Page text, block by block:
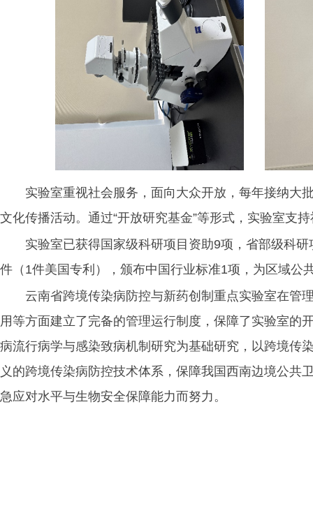
实验室重视社会服务，面向大众开放，每年接纳大
文化传播活动。通过“开放研究基金”等形式，实验室支
实验室已获得国家级科研项目资助9项，省部级科
件（1件美国专利），颁布中国行业标准1项，为区域公
云南省跨境传染病防控与新药创制重点实验室在管
用等方面建立了完备的管理运行制度，保障了实验室的
病流行病学与感染致病机制研究为基础研究，以跨境传
义的跨境传染病防控技术体系，保障我国西南边境公共
急应对水平与生物安全保障能力而努力。